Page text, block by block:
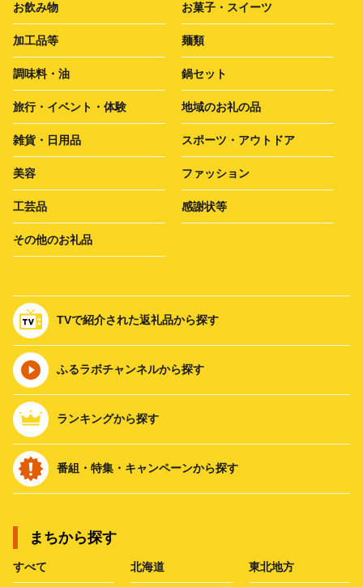
お飲み物 お菓子・スイーツ
加工品等 麺類
調味料・油 鍋セット
旅行・イベント・体験 地域のお礼の品
雑貨・日用品 スポーツ・アウトドア
美容 ファッション
工芸品 感謝状等
その他のお礼品
TVで紹介された返礼品から探す
ふるラボチャンネルから探す
ランキングから探す
番組・特集・キャンペーンから探す
まちから探す
すべて 北海道 東北地方